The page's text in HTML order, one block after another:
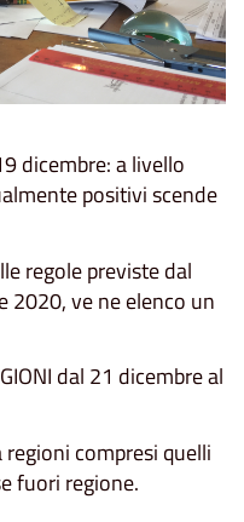
dicembre: a livello
positivi scende
regole previste dal
2020, ve ne elenco un
dal 21 dicembre al
compresi quelli
fuori regione.